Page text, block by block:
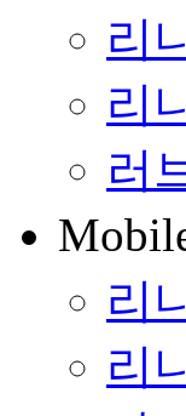
리
리
러
리
리